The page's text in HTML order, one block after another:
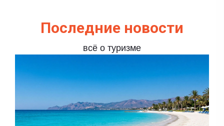
Последние новости
всё о туризме